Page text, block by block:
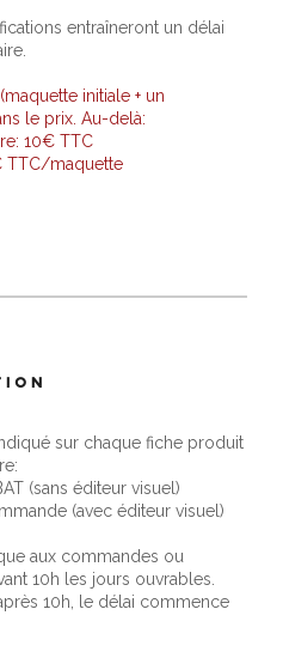
entraîneront un délai
initiale + un
le prix. Au-delà:
10€ TTC
TTC/maquette
sur chaque fiche produit
(sans éditeur visuel)
(avec éditeur visuel)
aux commandes ou
10h les jours ouvrables.
10h, le délai commence